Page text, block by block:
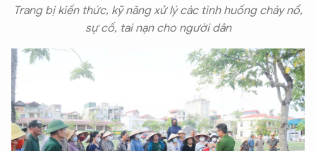
Trang bị kiến thức, kỹ năng xử lý các tình huống cháy nổ,
sự cố, tai nạn cho người dân